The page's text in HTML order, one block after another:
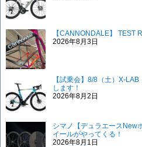
【CANNONDALE】 TEST
2026年8月3日
【試乗会】8/8（土）X-
します！
2026年8月2日
シマノ【デュラエースNew
イールがやってくる！
2026年8月1日